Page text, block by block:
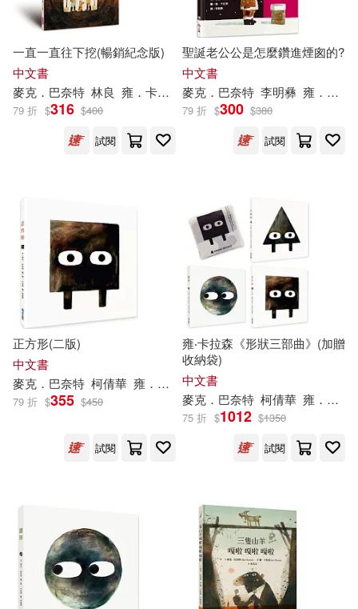
一直一直往下挖(暢銷紀念版)
中文書
麥克．巴奈特 林良 雍．卡拉森( Jon Klassen)
79 折 $316 $400
試閱
聖誕老公公是怎麼鑽進煙囪的?
中文書
麥克．巴奈特 李明彝 雍．卡拉森（
79 折 $300 $380
試閱
正方形(二版)
中文書
麥克．巴奈特 柯倩華 雍．卡拉森（ Jon
79 折 $355 $450
試閱
雍‧卡拉森《形狀三部曲》(加贈
收納袋)
中文書
麥克．巴奈特 柯倩華 雍．卡拉森（
75 折 $1012 $1350
試閱